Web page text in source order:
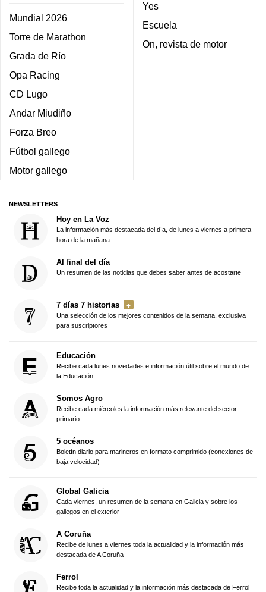
Mundial 2026
Torre de Marathon
Grada de Río
Opa Racing
CD Lugo
Andar Miudiño
Forza Breo
Fútbol gallego
Motor gallego
Yes
Escuela
On, revista de motor
NEWSLETTERS
Hoy en La Voz
La información más destacada del día, de lunes a viernes a primera
hora de la mañana
Al final del día
Un resumen de las noticias que debes saber antes de acostarte
7 días 7 historias
Una selección de los mejores contenidos de la semana, exclusiva
para suscriptores
Educación
Recibe cada lunes novedades e información útil sobre el mundo de
la Educación
Somos Agro
Recibe cada miércoles la información más relevante del sector
primario
5 océanos
Boletín diario para marineros en formato comprimido (conexiones de
baja velocidad)
Global Galicia
Cada viernes, un resumen de la semana en Galicia y sobre los
gallegos en el exterior
A Coruña
Recibe de lunes a viernes toda la actualidad y la información más
destacada de A Coruña
Ferrol
Recibe toda la actualidad y la información más destacada de Ferrol